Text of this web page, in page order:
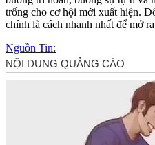
trống cho cơ hội mới xuất hiện.
chính là cách nhanh nhất để mở
Nguồn Tin: